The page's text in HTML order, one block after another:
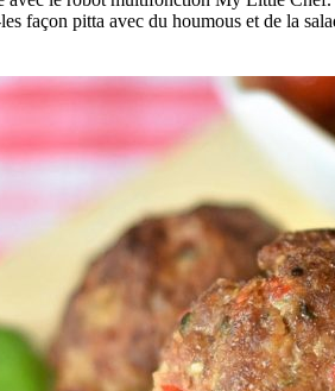
façon pitta avec du houmous et de la